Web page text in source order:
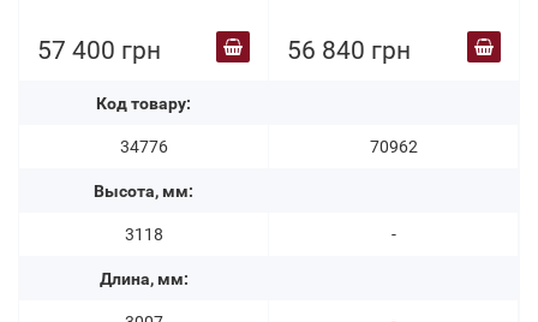
57 400 грн
Код товару:
34776
Высота, мм:
3118
Длина, мм:
56 840 грн
70962
-